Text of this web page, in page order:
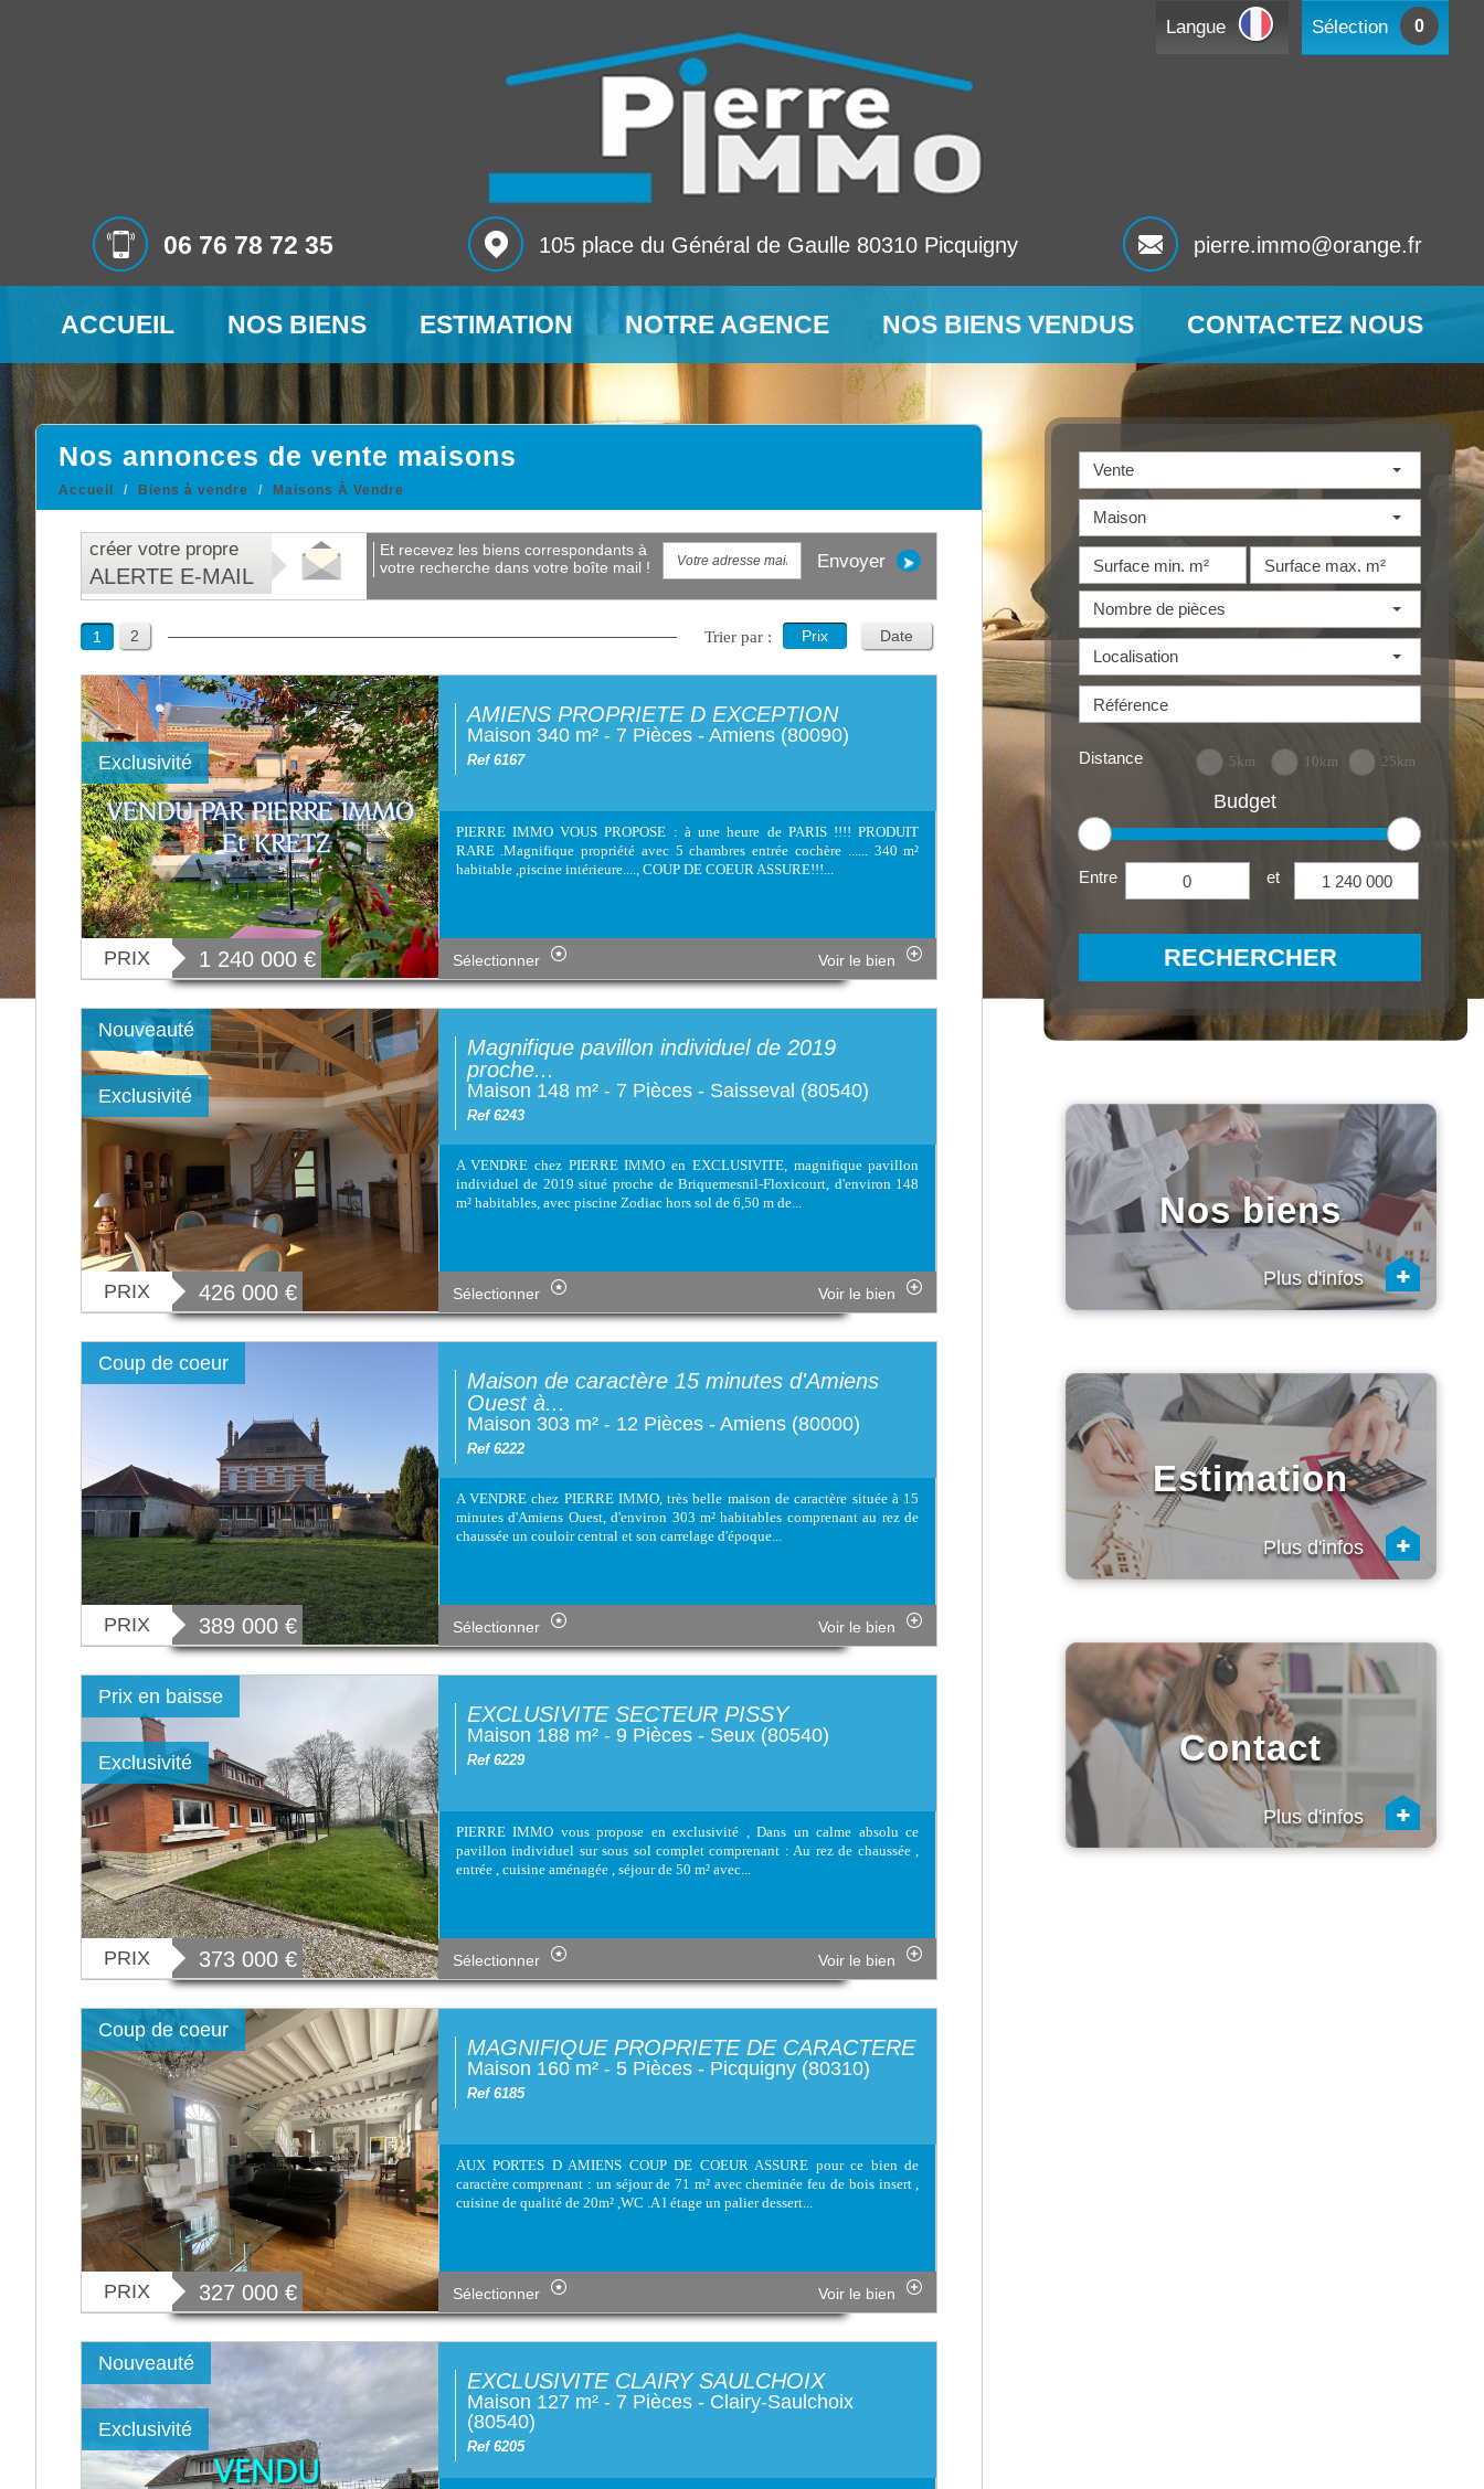
Langue Sélection 0
06 76 78 72 35 105 place du Général de Gaulle 80310 Picquigny pierre.immo@orange.fr
ACCUEIL NOS BIENS ESTIMATION NOTRE AGENCE NOS BIENS VENDUS CONTACTEZ NOUS
Vente
Maison
Nombre de pièces
Localisation
Distance 5km 10km 25km
Budget
Entre et
RECHERCHER
Nos annonces de vente maisons
Accueil Biens à vendre Maisons À Vendre
créer votre propre
ALERTE E-MAIL
et recevez les biens correspondants à
votre recherche dans votre boîte mail !
Envoyer
1 2 Trier par : Prix Date
Exclusivité
PRIX 1 240 000 €
AMIENS PROPRIETE D EXCEPTION
Maison 340 m² - 7 Pièces - Amiens (80090)
Ref 6167
PIERRE IMMO VOUS PROPOSE : à une heure de PARIS !!!! PRODUIT
RARE .Magnifique propriété avec 5 chambres entrée cochère ...... 340 m²
habitable ,piscine intérieure...., COUP DE COEUR ASSURE!!!...
Sélectionner Voir le bien
Exclusivité
Nouveauté
PRIX 426 000 €
Magnifique pavillon individuel de 2019
proche...
Maison 148 m² - 7 Pièces - Saisseval (80540)
Ref 6243
A VENDRE chez PIERRE IMMO en EXCLUSIVITE, magnifique pavillon
individuel de 2019 situé proche de Briquemesnil-Floxicourt, d'environ 148
m² habitables, avec piscine Zodiac hors sol de 6,50 m de...
Sélectionner Voir le bien
Coup de coeur
PRIX 389 000 €
Maison de caractère 15 minutes d'Amiens
Ouest à...
Maison 303 m² - 12 Pièces - Amiens (80000)
Ref 6222
A VENDRE chez PIERRE IMMO, très belle maison de caractère située à 15
minutes d'Amiens Ouest, d'environ 303 m² habitables comprenant au rez de
chaussée un couloir central et son carrelage d'époque...
Sélectionner Voir le bien
Exclusivité
Prix en baisse
PRIX 373 000 €
EXCLUSIVITE SECTEUR PISSY
Maison 188 m² - 9 Pièces - Seux (80540)
Ref 6229
PIERRE IMMO vous propose en exclusivité , Dans un calme absolu ce
pavillon individuel sur sous sol complet comprenant : Au rez de chaussée ,
entrée , cuisine aménagée , séjour de 50 m² avec...
Sélectionner Voir le bien
Coup de coeur
PRIX 327 000 €
MAGNIFIQUE PROPRIETE DE CARACTERE
Maison 160 m² - 5 Pièces - Picquigny (80310)
Ref 6185
AUX PORTES D AMIENS COUP DE COEUR ASSURE pour ce bien de
caractère comprenant : un séjour de 71 m² avec cheminée feu de bois insert ,
cuisine de qualité de 20m² ,WC .A l étage un palier dessert...
Sélectionner Voir le bien
Exclusivité
Nouveauté
EXCLUSIVITE CLAIRY SAULCHOIX
Maison 127 m² - 7 Pièces - Clairy-Saulchoix
(80540)
Ref 6205
Nos biens
Plus d'infos +
Estimation
Plus d'infos +
Contact
Plus d'infos +